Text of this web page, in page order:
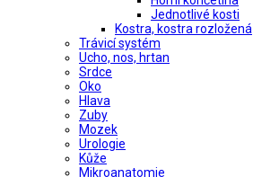
Jednotlivé kosti
Kostra, kostra rozložená
Trávicí systém
Ucho, nos, hrtan
Srdce
Oko
Hlava
Zuby
Mozek
Urologie
Kůže
Mikroanatomie